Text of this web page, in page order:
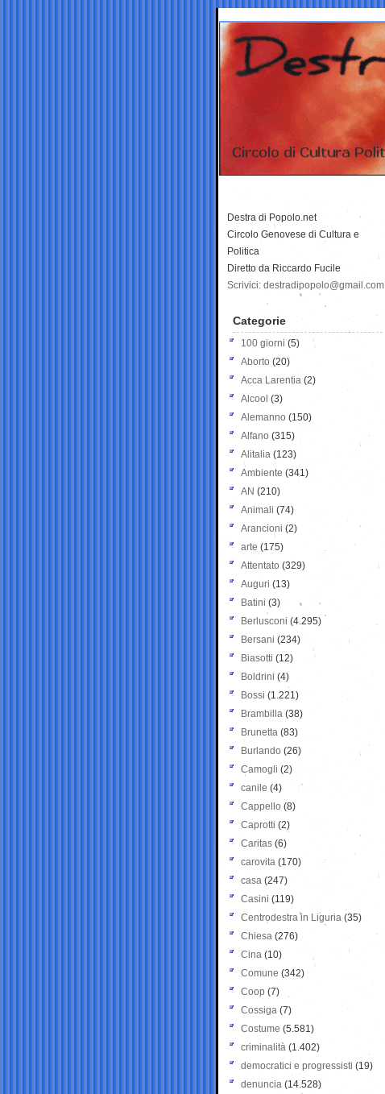
Destra di Popolo.net
Circolo Genovese di Cultura e
Politica
Diretto da Riccardo Fucile
Scrivici: destradipopolo@gmail.com
Categorie
100 giorni (5)
Aborto (20)
Acca Larentia (2)
Alcool (3)
Alemanno (150)
Alfano (315)
Alitalia (123)
Ambiente (341)
AN (210)
Animali (74)
Arancioni (2)
arte (175)
Attentato (329)
Auguri (13)
Batini (3)
Berlusconi (4.295)
Bersani (234)
Biasotti (12)
Boldrini (4)
Bossi (1.221)
Brambilla (38)
Brunetta (83)
Burlando (26)
Camogli (2)
canile (4)
Cappello (8)
Caprotti (2)
Caritas (6)
carovita (170)
casa (247)
Casini (119)
Centrodestra in Liguria (35)
Chiesa (276)
Cina (10)
Comune (342)
Coop (7)
Cossiga (7)
Costume (5.581)
criminalità (1.402)
democratici e progressisti (19)
denuncia (14.528)